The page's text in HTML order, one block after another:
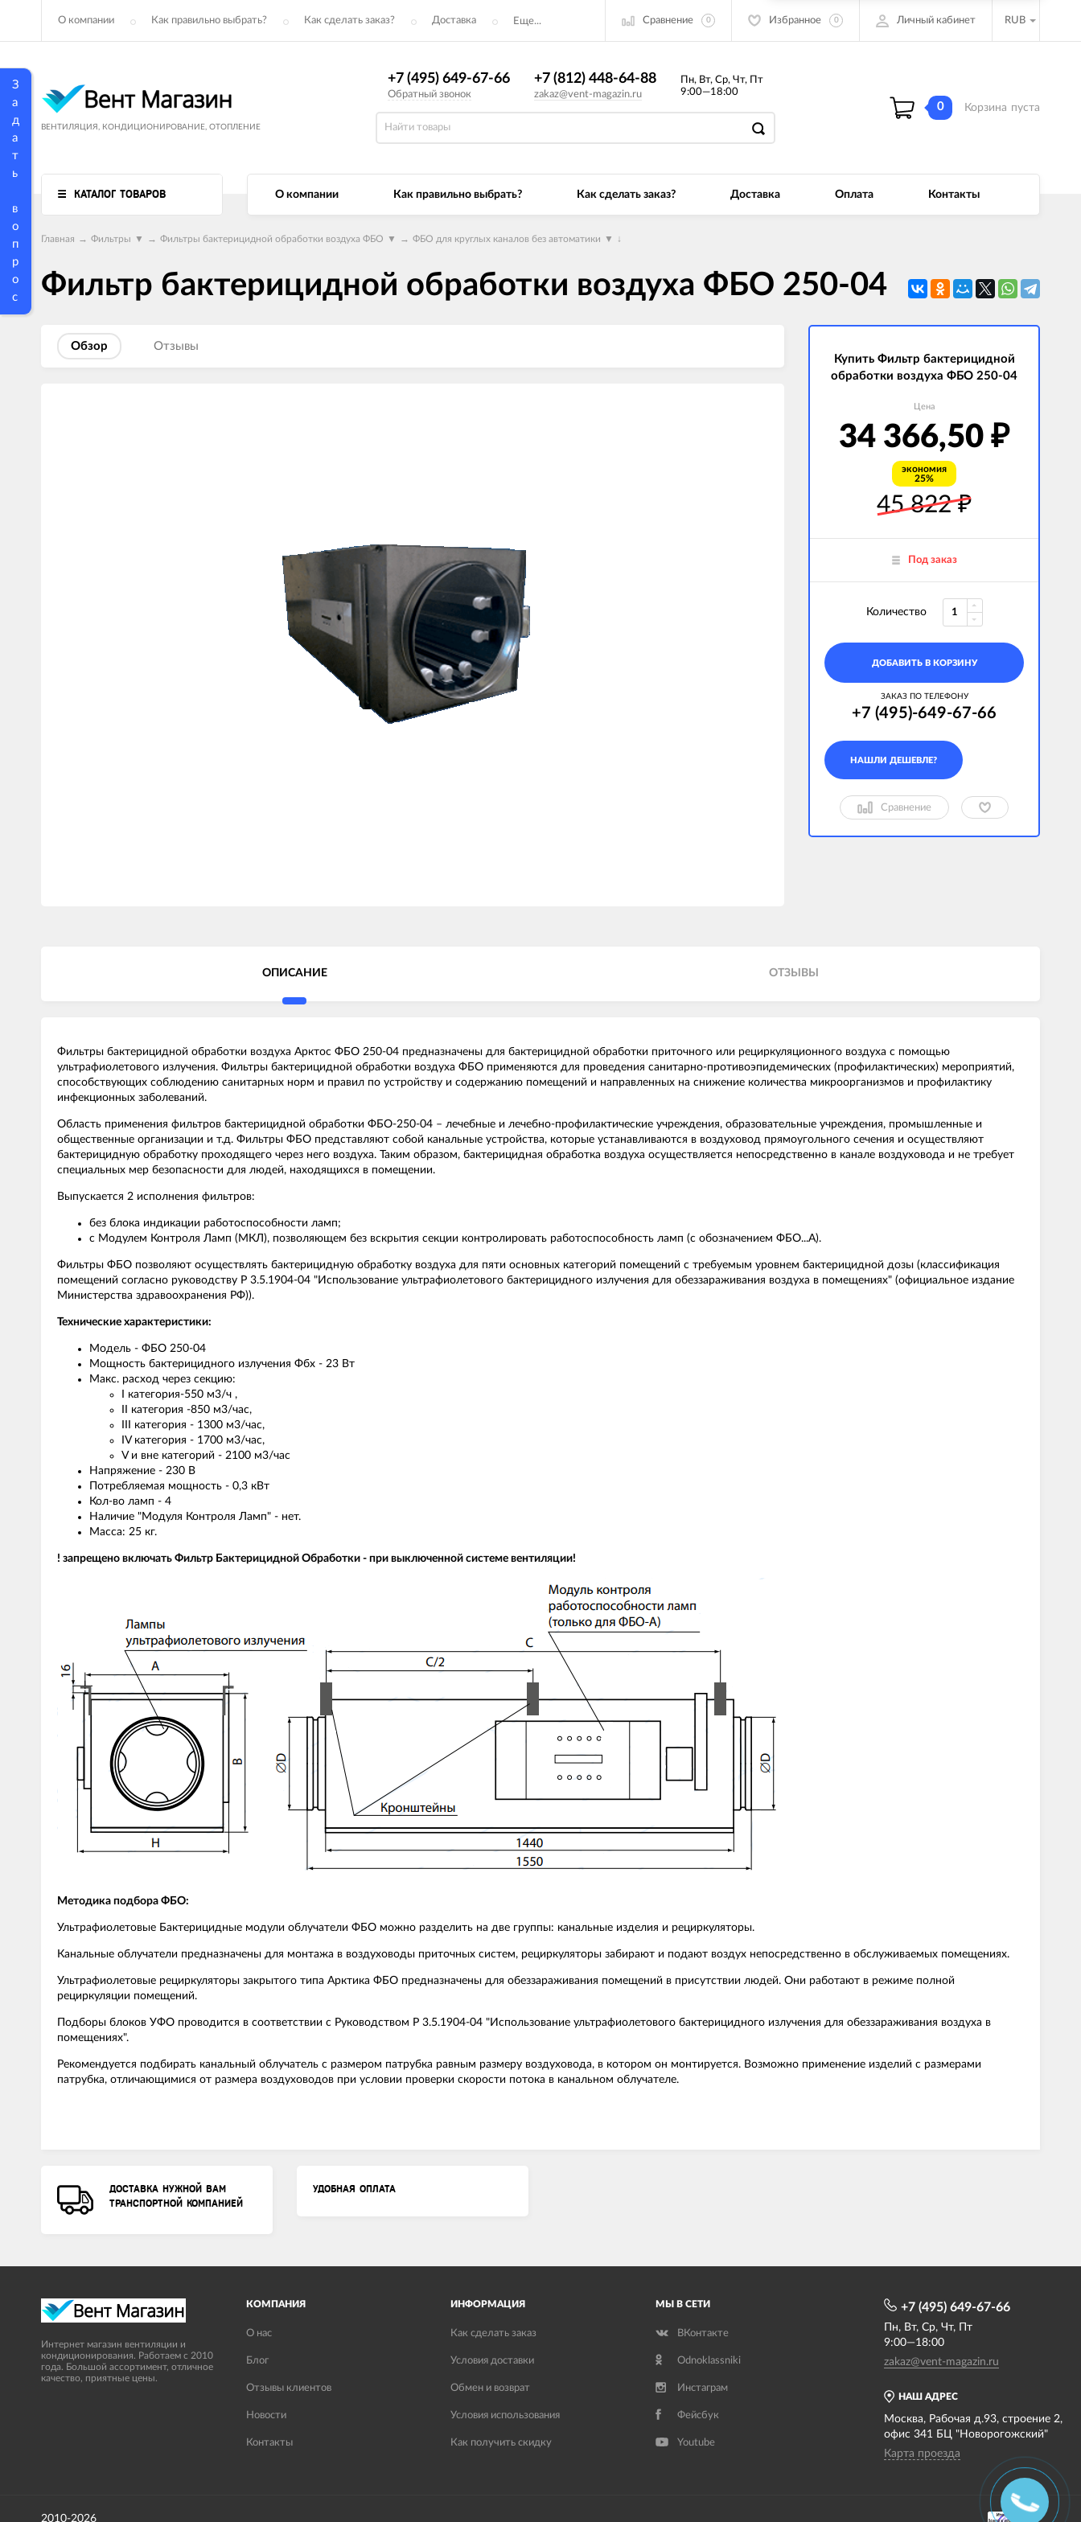
З
а
д
а
т
ь
в
о
п
р
о
с
О компании Как правильно выбрать? Как сделать заказ? Доставка Еще... Сравнение 0 Избранное 0 Личный кабинет RUB
ВЕНТИЛЯЦИЯ, КОНДИЦИОНИРОВАНИЕ, ОТОПЛЕНИЕ
+7 (495) 649-67-66
Обратный звонок
+7 (812) 448-64-88
zakaz@vent-magazin.ru
Пн, Вт, Ср, Чт, Пт
9:00—18:00
0 Корзина пуста
КАТАЛОГ ТОВАРОВ О компании Как правильно выбрать? Как сделать заказ? Доставка Оплата Контакты
Главная → Фильтры ▼ → Фильтры бактерицидной обработки воздуха ФБО ▼ → ФБО для круглых каналов без автоматики ▼ ↓
Фильтр бактерицидной обработки воздуха ФБО 250-04
Обзор Отзывы
Купить Фильтр бактерицидной
обработки воздуха ФБО 250-04
Цена
34 366,50 ₽
экономия
25%
45 822₽
Под заказ
Количество
ДОБАВИТЬ В КОРЗИНУ
ЗАКАЗ ПО ТЕЛЕФОНУ
+7 (495)-649-67-66
Сравнение
ОПИСАНИЕ ОТЗЫВЫ
Фильтры бактерицидной обработки воздуха Арктос ФБО 250-04 предназначены для бактерицидной обработки приточного или рециркуляционного воздуха с помощью
ультрафиолетового излучения. Фильтры бактерицидной обработки воздуха ФБО применяются для проведения санитарно-противоэпидемических (профилактических) мероприятий,
способствующих соблюдению санитарных норм и правил по устройству и содержанию помещений и направленных на снижение количества микроорганизмов и профилактику
инфекционных заболеваний.
Область применения фильтров бактерицидной обработки ФБО-250-04 – лечебные и лечебно-профилактические учреждения, образовательные учреждения, промышленные и
общественные организации и т.д. Фильтры ФБО представляют собой канальные устройства, которые устанавливаются в воздуховод прямоугольного сечения и осуществляют
бактерицидную обработку проходящего через него воздуха. Таким образом, бактерицидная обработка воздуха осуществляется непосредственно в канале воздуховода и не требует
специальных мер безопасности для людей, находящихся в помещении.
Выпускается 2 исполнения фильтров:
без блока индикации работоспособности ламп;
с Модулем Контроля Ламп (МКЛ), позволяющем без вскрытия секции контролировать работоспособность ламп (с обозначением ФБО...А).
Фильтры ФБО позволяют осуществлять бактерицидную обработку воздуха для пяти основных категорий помещений с требуемым уровнем бактерицидной дозы (классификация
помещений согласно руководству Р 3.5.1904-04 "Использование ультрафиолетового бактерицидного излучения для обеззараживания воздуха в помещениях" (официальное издание
Министерства здравоохранения РФ)).
Технические характеристики:
Модель - ФБО 250-04
Мощность бактерицидного излучения Фбх - 23 Вт
Макс. расход через секцию:
I категория-550 м3/ч ,
II категория -850 м3/час,
III категория - 1300 м3/час,
IV категория - 1700 м3/час,
V и вне категорий - 2100 м3/час
Напряжение - 230 B
Потребляемая мощность - 0,3 кВт
Кол-во ламп - 4
Наличие "Модуля Контроля Ламп" - нет.
Масса: 25 кг.
! запрещено включать Фильтр Бактерицидной Обработки - при выключенной системе вентиляции!
Методика подбора ФБО:
Ультрафиолетовые Бактерицидные модули облучатели ФБО можно разделить на две группы: канальные изделия и рециркуляторы.
Канальные облучатели предназначены для монтажа в воздуховоды приточных систем, рециркуляторы забирают и подают воздух непосредственно в обслуживаемых помещениях.
Ультрафиолетовые рециркуляторы закрытого типа Арктика ФБО предназначены для обеззараживания помещений в присутствии людей. Они работают в режиме полной
рециркуляции помещений.
Подборы блоков УФО проводится в соответствии с Руководством Р 3.5.1904-04 "Использование ультрафиолетового бактерицидного излучения для обеззараживания воздуха в
помещениях".
Рекомендуется подбирать канальный облучатель с размером патрубка равным размеру воздуховода, в котором он монтируется. Возможно применение изделий с размерами
патрубка, отличающимися от размера воздуховодов при условии проверки скорости потока в канальном облучателе.
ДОСТАВКА НУЖНОЙ ВАМ
ТРАНСПОРТНОЙ КОМПАНИЕЙ
УДОБНАЯ ОПЛАТА
Интернет магазин вентиляции и
кондиционирования. Работаем с 2010
года. Большой ассортимент, отличное
качество, приятные цены.
КОМПАНИЯ
О нас
Блог
Отзывы клиентов
Новости
Контакты
ИНФОРМАЦИЯ
Как сделать заказ
Условия доставки
Обмен и возврат
Условия использования
Как получить скидку
МЫ В СЕТИ
ВКонтакте
Odnoklassniki
Инстаграм
Фейсбук
Youtube
НАШ АДРЕС
Москва, Рабочая д.93, строение 2,
офис 341 БЦ "Новорогожский"
Карта проезда
+7 (495) 649-67-66
Пн, Вт, Ср, Чт, Пт
9:00—18:00
zakaz@vent-magazin.ru
2010-2026